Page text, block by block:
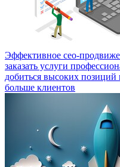
Эффективное сео-
заказать услуги
добиться высоких
больше клиентов